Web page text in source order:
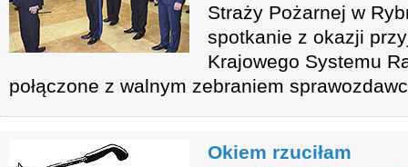
Straży Pożarnej w
spotkanie z okazji
Krajowego Systemu
połączone z walnym zebraniem
Okiem rzuciłam